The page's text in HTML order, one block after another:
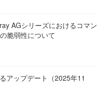
AGシリーズにおけるコマン
脆弱性について
アップデート（2025年11